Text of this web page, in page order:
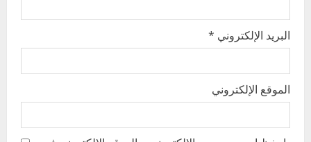
البريد الإلكتروني *
الموقع الإلكتروني